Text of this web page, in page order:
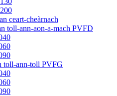
ceart-cheàrnach
toll-ann-aon-a-mach PVFD
toll-ann-toll PVFG